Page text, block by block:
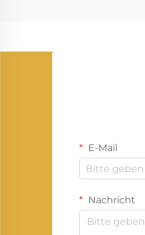
E-Mail
Nachricht